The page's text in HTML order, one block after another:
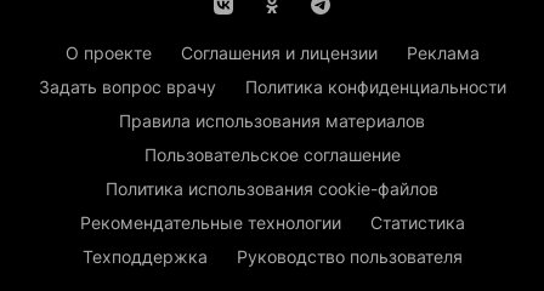
О проекте Соглашения и лицензии
Реклама
Задать вопрос врачу
Политика конфиденциальности
Правила использования материалов
Пользовательское соглашение
Политика использования cookie-файлов
Рекомендательные технологии
Статистика
Техподдержка
Руководство пользователя